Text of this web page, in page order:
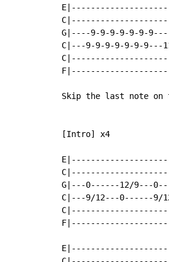
G|----9-9-9-9-9-9-
C|---9-9-9-9-9-9-
Skip the last note on
[Intro] x4
G|---0------12/9---
C|---9/12---0------